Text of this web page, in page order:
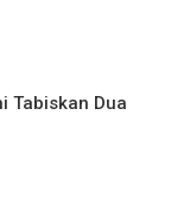
Tabiskan Dua